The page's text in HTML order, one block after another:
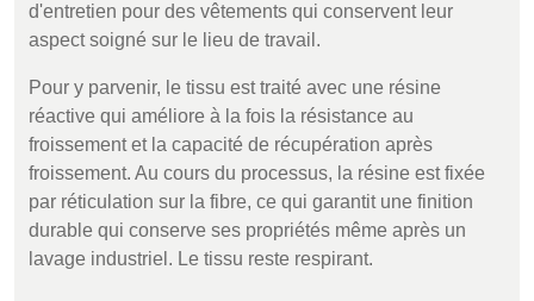
d'entretien pour des vêtements qui conservent leur
aspect soigné sur le lieu de travail.
Pour y parvenir, le tissu est traité avec une résine
réactive qui améliore à la fois la résistance au
froissement et la capacité de récupération après
froissement. Au cours du processus, la résine est fixée
par réticulation sur la fibre, ce qui garantit une finition
durable qui conserve ses propriétés même après un
lavage industriel. Le tissu reste respirant.